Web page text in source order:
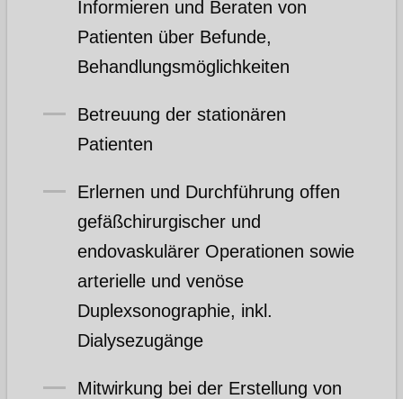
Informieren und Beraten von
Patienten über Befunde,
Behandlungsmöglichkeiten
Betreuung der stationären
Patienten
Erlernen und Durchführung offen
gefäßchirurgischer und
endovaskulärer Operationen sowie
arterielle und venöse
Duplexsonographie, inkl.
Dialysezugänge
Mitwirkung bei der Erstellung von